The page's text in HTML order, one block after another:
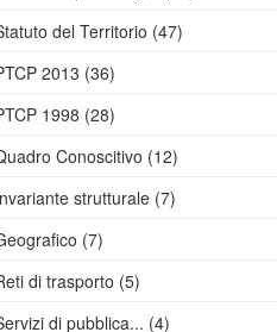
del Territorio (47)
2013 (36)
1998 (28)
Conoscitivo (12)
strutturale (7)
(7)
di trasporto (5)
di pubblica... (4)